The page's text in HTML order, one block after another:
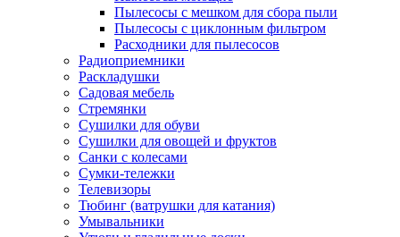
Пылесосы с мешком для сбора пыли
Пылесосы с циклонным фильтром
Расходники для пылесосов
Радиоприемники
Раскладушки
Садовая мебель
Стремянки
Сушилки для обуви
Сушилки для овощей и фруктов
Санки с колесами
Сумки-тележки
Телевизоры
Тюбинг (ватрушки для катания)
Умывальники